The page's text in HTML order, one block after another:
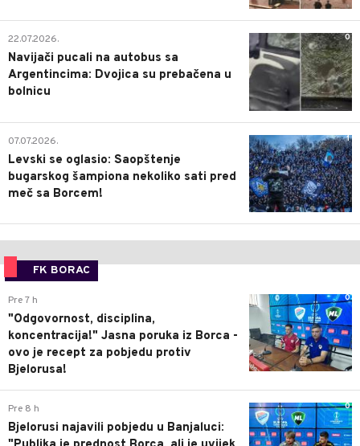
0
22.07.2026.
Navijači pucali na autobus sa
Argentincima: Dvojica su prebačena u
bolnicu
1
07.07.2026.
Levski se oglasio: Saopštenje
bugarskog šampiona nekoliko sati pred
meč sa Borcem!
FK BORAC
0
Pre 7 h
"Odgovornost, disciplina,
koncentracija!" Jasna poruka iz Borca -
ovo je recept za pobjedu protiv
Bjelorusa!
0
Pre 8 h
Bjelorusi najavili pobjedu u Banjaluci: